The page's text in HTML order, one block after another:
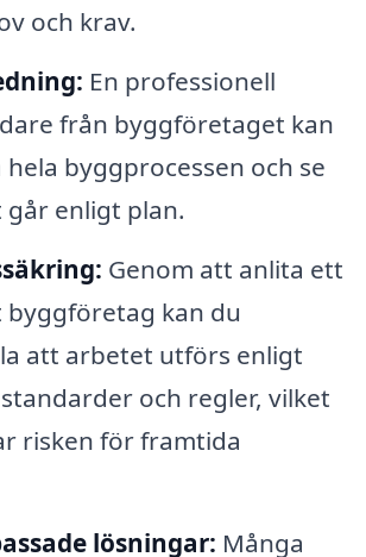
och krav.
En professionell
från byggföretaget kan
byggprocessen och se
enligt plan.
Genom att anlita ett
kan du
att arbetet utförs enligt
och regler, vilket
risken för framtida
lösningar: Många